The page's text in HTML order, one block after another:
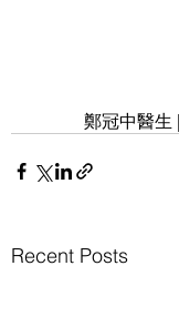
鄭冠中醫生
Recent Posts